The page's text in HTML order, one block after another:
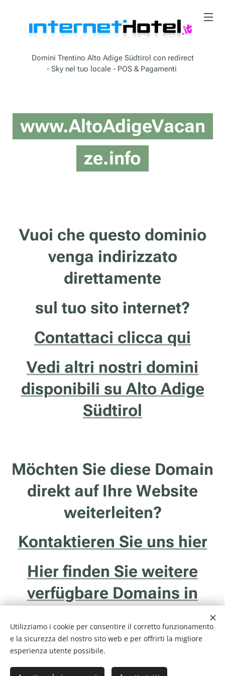
Domini Trentino Alto Adige Südtirol con redirect
- Sky nel tuo locale - POS & Pagamenti
www.AltoAdigeVacan
ze.info
Vuoi che questo dominio
venga indirizzato
direttamente
sul tuo sito internet?
Contattaci clicca qui
Vedi altri nostri domini
disponibili su Alto Adige
Südtirol
Möchten Sie diese Domain
direkt auf Ihre Website
weiterleiten?
Kontaktieren Sie uns hier
Hier finden Sie weitere
verfügbare Domains in
Utilizziamo i cookie per consentire il corretto funzionamento
e la sicurezza del nostro sito web e per offrirti la migliore
esperienza utente possibile.